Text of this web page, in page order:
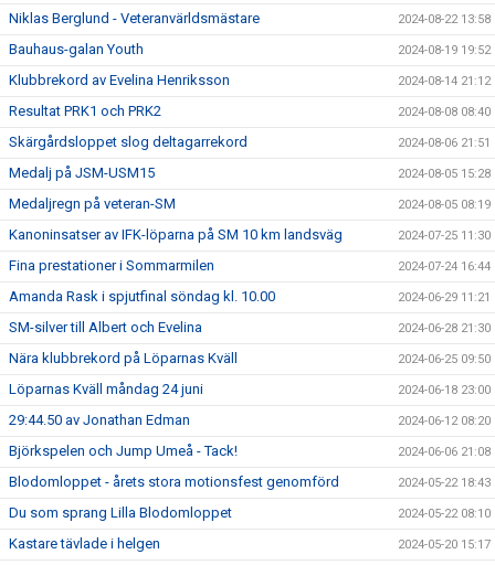
Niklas Berglund - Veteranvärldsmästare 2024-08-22 13:58
Bauhaus-galan Youth 2024-08-19 19:52
Klubbrekord av Evelina Henriksson 2024-08-14 21:12
Resultat PRK1 och PRK2 2024-08-08 08:40
Skärgårdsloppet slog deltagarrekord 2024-08-06 21:51
Medalj på JSM-USM15 2024-08-05 15:28
Medaljregn på veteran-SM 2024-08-05 08:19
Kanoninsatser av IFK-löparna på SM 10 km landsväg 2024-07-25 11:30
Fina prestationer i Sommarmilen 2024-07-24 16:44
Amanda Rask i spjutfinal söndag kl. 10.00 2024-06-29 11:21
SM-silver till Albert och Evelina 2024-06-28 21:30
Nära klubbrekord på Löparnas Kväll 2024-06-25 09:50
Löparnas Kväll måndag 24 juni 2024-06-18 23:00
29:44.50 av Jonathan Edman 2024-06-12 08:20
Björkspelen och Jump Umeå - Tack! 2024-06-06 21:08
Blodomloppet - årets stora motionsfest genomförd 2024-05-22 18:43
Du som sprang Lilla Blodomloppet 2024-05-22 08:10
Kastare tävlade i helgen 2024-05-20 15:17